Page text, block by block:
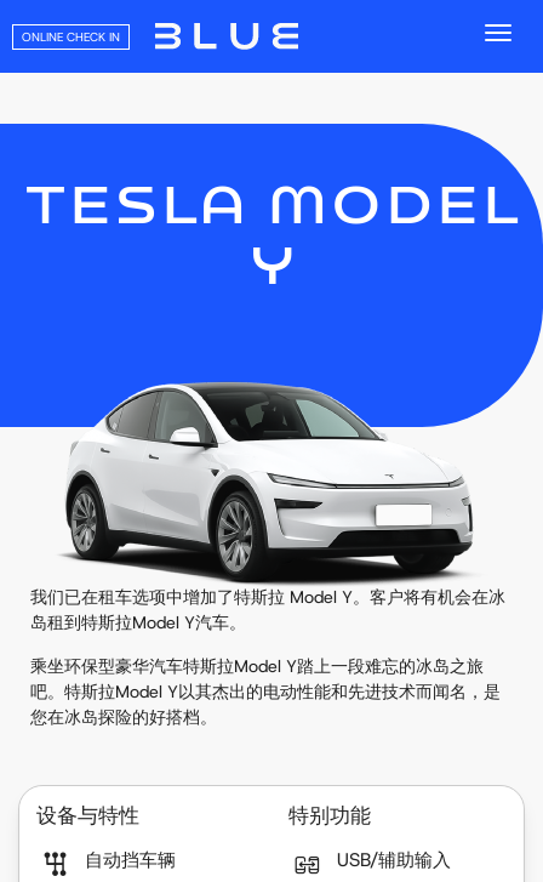
ONLINE CHECK IN
TESLA MODEL
Y
我们已在租车选项中增加了特斯拉 Model Y。客户将有机会在冰
岛租到特斯拉Model Y汽车。
乘坐环保型豪华汽车特斯拉Model Y踏上一段难忘的冰岛之旅
吧。特斯拉Model Y以其杰出的电动性能和先进技术而闻名，是
您在冰岛探险的好搭档。
设备与特性
自动挡车辆
特别功能
USB/辅助输入